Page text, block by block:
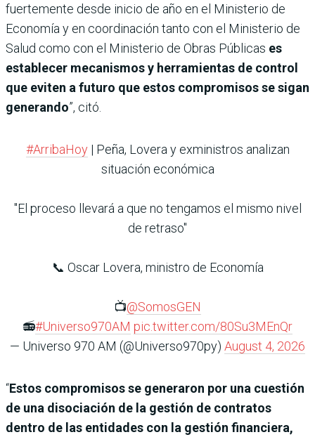
fuertemente desde inicio de año en el Ministerio de
Economía y en coordinación tanto con el Ministerio de
Salud como con el Ministerio de Obras Públicas es
establecer mecanismos y herramientas de control
que eviten a futuro que estos compromisos se sigan
generando”, citó.
#ArribaHoy| Peña, Lovera y exministros analizan
situación económica
"El proceso llevará a que no tengamos el mismo nivel
de retraso"
📞 Oscar Lovera, ministro de Economía
📺@SomosGEN
📻#Universo970AM pic.twitter.com/80Su3MEnQr
— Universo 970 AM (@Universo970py) August 4, 2026
“Estos compromisos se generaron por una cuestión
de una disociación de la gestión de contratos
dentro de las entidades con la gestión financiera,